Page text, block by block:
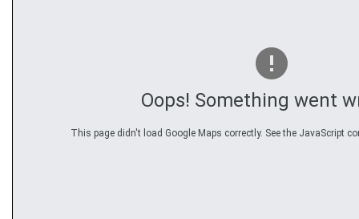
Oops! Something went
This page didn't load Google Maps correctly. See the JavaScript